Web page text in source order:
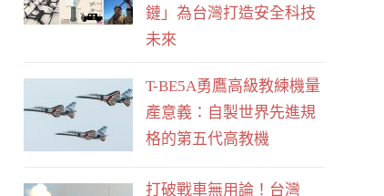
鏈」為台灣打造安全科技
未來
T-BE5A勇鷹高級教練機量
產意義：自製世界先進規
格的第五代高教機
打破戰車無用論！台灣